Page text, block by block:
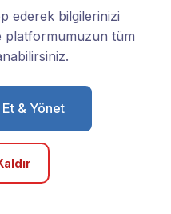
ederek bilgilerinizi
platformumuzun tüm
& Yönet